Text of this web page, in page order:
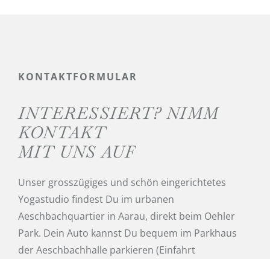
KONTAKTFORMULAR
INTERESSIERT? NIMM
KONTAKT
MIT UNS AUF
Unser grosszügiges und schön eingerichtetes
Yogastudio findest Du im urbanen
Aeschbachquartier in Aarau, direkt beim Oehler
Park. Dein Auto kannst Du bequem im Parkhaus
der Aeschbachhalle parkieren (Einfahrt